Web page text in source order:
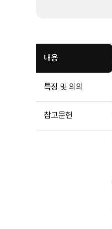
내용
특징 및 의의
참고문헌